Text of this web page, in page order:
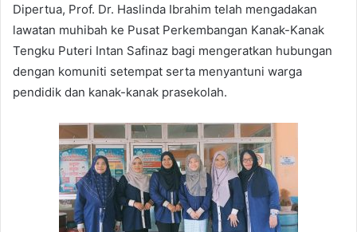
Dipertua, Prof. Dr. Haslinda Ibrahim telah mengadakan
lawatan muhibah ke Pusat Perkembangan Kanak-Kanak
Tengku Puteri Intan Safinaz bagi mengeratkan hubungan
dengan komuniti setempat serta menyantuni warga
pendidik dan kanak-kanak prasekolah.